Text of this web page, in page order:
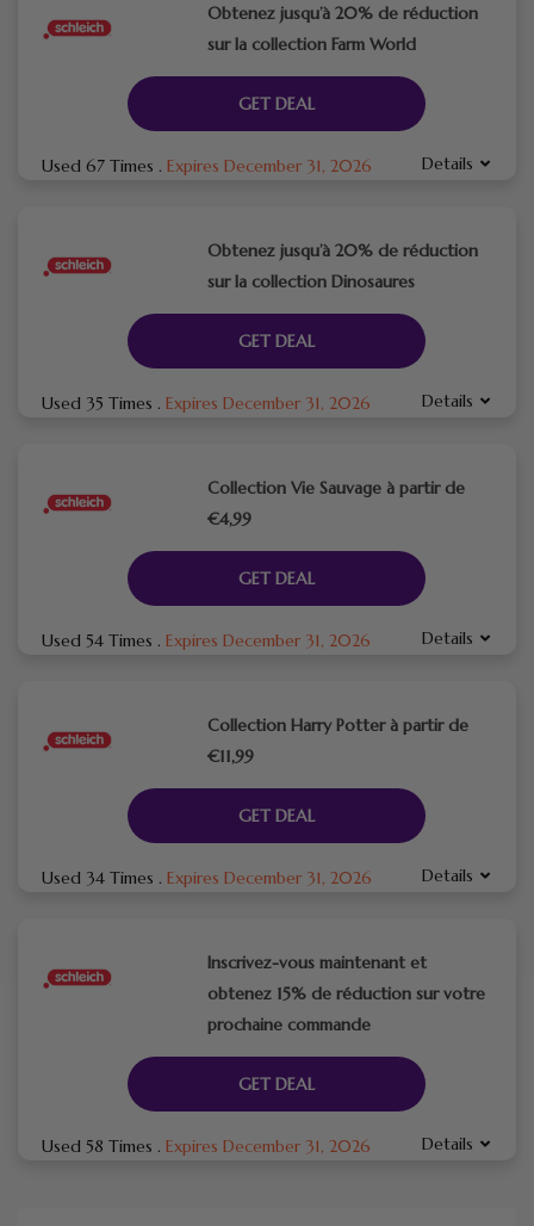
Obtenez jusqu’à 20% de réduction
sur la collection Farm World
GET DEAL
Used 67 Times . Expires December 31, 2026 Details
Obtenez jusqu’à 20% de réduction
sur la collection Dinosaures
GET DEAL
Used 35 Times . Expires December 31, 2026 Details
Collection Vie Sauvage à partir de
€4,99
GET DEAL
Used 54 Times . Expires December 31, 2026 Details
Collection Harry Potter à partir de
€11,99
GET DEAL
Used 34 Times . Expires December 31, 2026 Details
Inscrivez-vous maintenant et
obtenez 15% de réduction sur votre
prochaine commande
GET DEAL
Used 58 Times . Expires December 31, 2026 Details